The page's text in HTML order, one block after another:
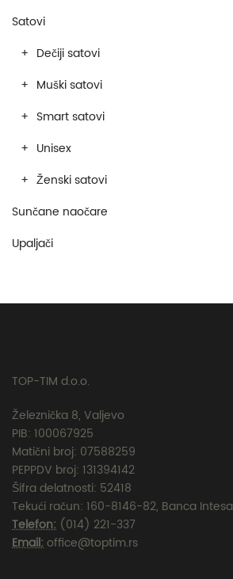
Satovi
Dečiji satovi
Muški satovi
Smart satovi
Unisex
Ženski satovi
Sunčane naočare
Upaljači
TOP-TIM d.o.o.
Železnička 8, Valjevo
PIB: 100067925
Matični broj: 07588259
PEPPDV broj: 131394142
Šifra delatnosti: 52418
Tekući račun: 160-8146-82, Banca Intesa
Telefon: (014) 221-337
Email:office@toptim.rs